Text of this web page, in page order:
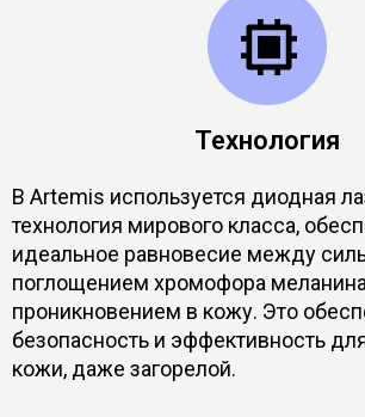
Технология
В Artemis используется диодная
технология мирового класса,
идеальное равновесие между
поглощением хромофора
проникновением в кожу. Это
безопасность и эффективность
кожи, даже загорелой.